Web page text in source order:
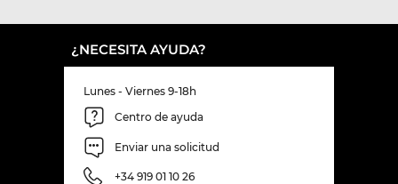
¿NECESITA AYUDA?
Lunes - Viernes 9-18h
Centro de ayuda
Enviar una solicitud
+34 919 01 10 26